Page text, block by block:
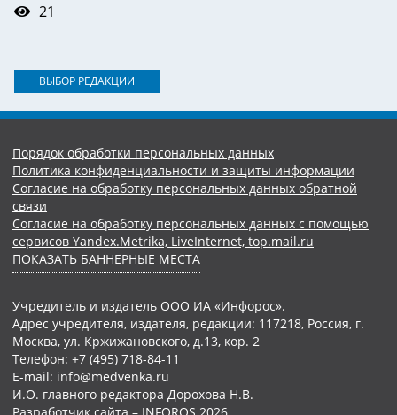
21
ВЫБОР РЕДАКЦИИ
Порядок обработки персональных данных
Политика конфиденциальности и защиты информации
Согласие на обработку персональных данных обратной
связи
Согласие на обработку персональных данных с помощью
сервисов Yandex.Metrika, LiveInternet, top.mail.ru
ПОКАЗАТЬ БАННЕРНЫЕ МЕСТА
Учредитель и издатель ООО ИА «Инфорос».
Адрес учредителя, издателя, редакции: 117218, Россия, г.
Москва, ул. Кржижановского, д.13, кор. 2
Телефон: +7 (495) 718-84-11
E-mail: info@medvenka.ru
И.О. главного редактора Дорохова Н.В.